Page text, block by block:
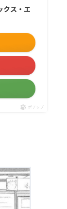
クス・エ
ポチップ